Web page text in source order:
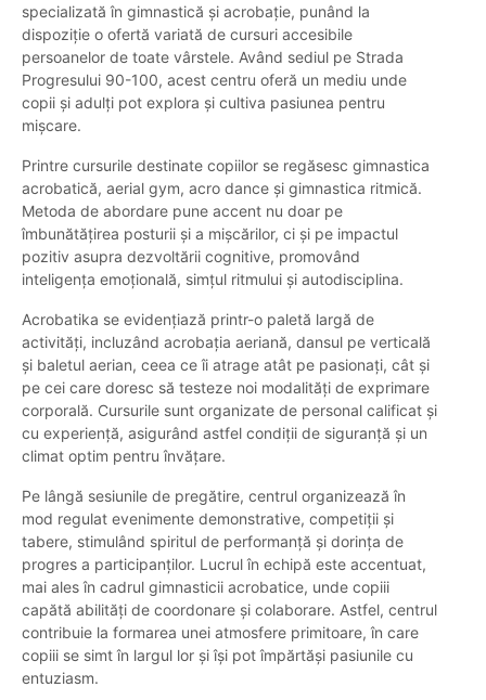
specializată în gimnastică și acrobație, punând la
dispoziție o ofertă variată de cursuri accesibile
persoanelor de toate vârstele. Având sediul pe Strada
Progresului 90-100, acest centru oferă un mediu unde
copii și adulți pot explora și cultiva pasiunea pentru
mișcare.
Printre cursurile destinate copiilor se regăsesc gimnastica
acrobatică, aerial gym, acro dance și gimnastica ritmică.
Metoda de abordare pune accent nu doar pe
îmbunătățirea posturii și a mișcărilor, ci și pe impactul
pozitiv asupra dezvoltării cognitive, promovând
inteligența emoțională, simțul ritmului și autodisciplina.
Acrobatika se evidențiază printr-o paletă largă de
activități, incluzând acrobația aeriană, dansul pe verticală
și baletul aerian, ceea ce îi atrage atât pe pasionați, cât și
pe cei care doresc să testeze noi modalități de exprimare
corporală. Cursurile sunt organizate de personal calificat și
cu experiență, asigurând astfel condiții de siguranță și un
climat optim pentru învățare.
Pe lângă sesiunile de pregătire, centrul organizează în
mod regulat evenimente demonstrative, competiții și
tabere, stimulând spiritul de performanță și dorința de
progres a participanților. Lucrul în echipă este accentuat,
mai ales în cadrul gimnasticii acrobatice, unde copiii
capătă abilități de coordonare și colaborare. Astfel, centrul
contribuie la formarea unei atmosfere primitoare, în care
copiii se simt în largul lor și își pot împărtăși pasiunile cu
entuziasm.